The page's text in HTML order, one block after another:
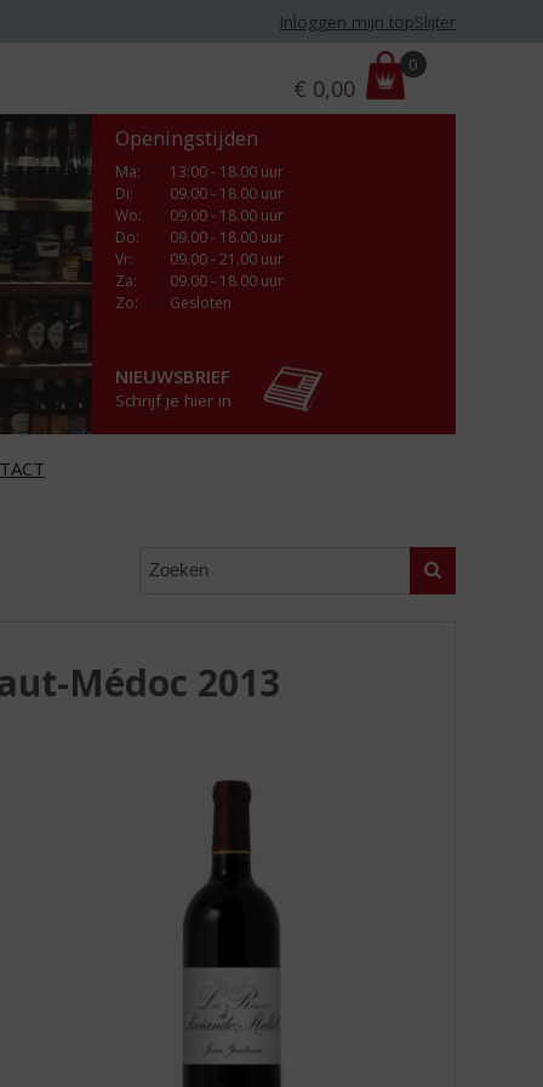
Inloggen mijn topSlijter
r
i
€ 0,00
0
Openingstijden
Ma:
13:00 - 18.00 uur
Di:
09.00 - 18.00 uur
Wo:
09.00 - 18.00 uur
Do:
09.00 - 18.00 uur
Vr:
09.00 - 21.00 uur
Za:
09.00 - 18.00 uur
Zo:
Gesloten
NIEUWSBRIEF
Schrijf je hier in
Zoeken
Médoc 2013